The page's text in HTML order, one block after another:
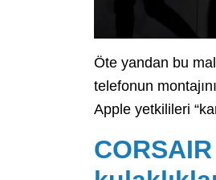
Öte yandan bu
telefonun
Apple yetkilileri